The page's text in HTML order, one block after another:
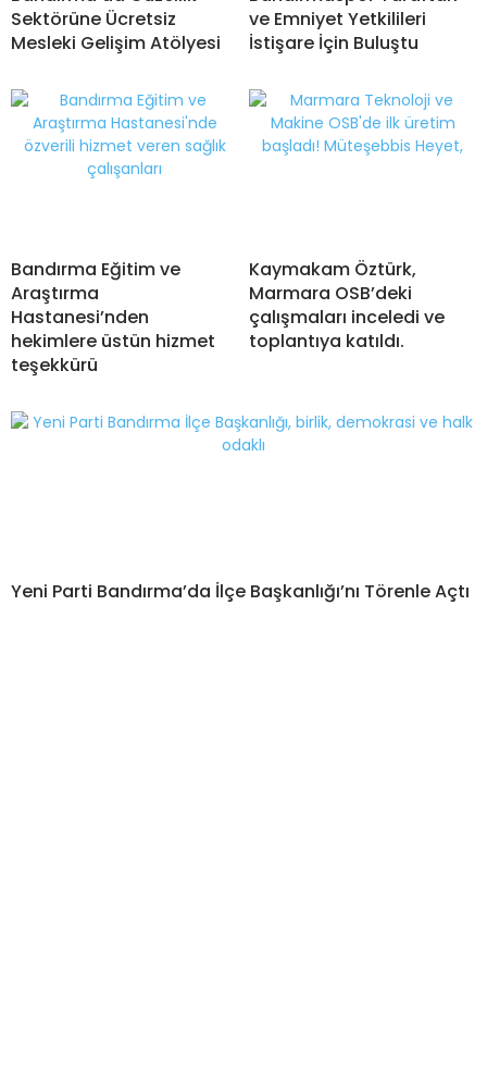
Sektörüne Ücretsiz
Mesleki Gelişim Atölyesi
ve Emniyet Yetkilileri
İstişare İçin Buluştu
Bandırma Eğitim ve
Araştırma
Hastanesi’nden
hekimlere üstün hizmet
teşekkürü
Kaymakam Öztürk,
Marmara OSB’deki
çalışmaları inceledi ve
toplantıya katıldı.
Yeni Parti Bandırma’da İlçe Başkanlığı’nı Törenle Açtı